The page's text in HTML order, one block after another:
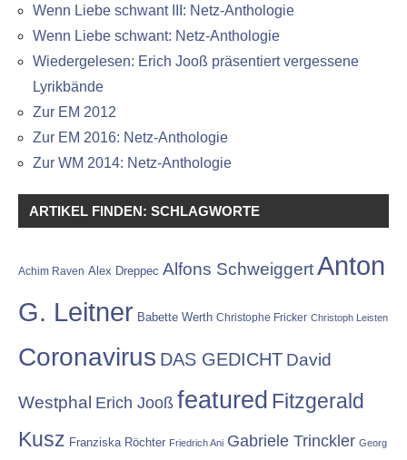
Wenn Liebe schwant III: Netz-Anthologie
Wenn Liebe schwant: Netz-Anthologie
Wiedergelesen: Erich Jooß präsentiert vergessene
Lyrikbände
Zur EM 2012
Zur EM 2016: Netz-Anthologie
Zur WM 2014: Netz-Anthologie
ARTIKEL FINDEN: SCHLAGWORTE
Achim Raven Alex Dreppec Alfons SchweiggertAnton
G. Leitner Babette Werth Christophe Fricker Christoph Leisten
Coronavirus DAS GEDICHT David
Westphal Erich Jooß featured Fitzgerald
Kusz Franziska Röchter Friedrich Ani Gabriele Trinckler Georg